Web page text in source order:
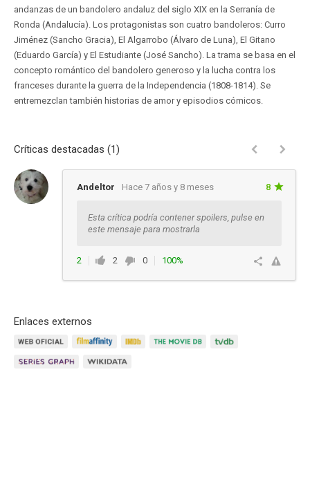
andanzas de un bandolero andaluz del siglo XIX en la Serranía de
Ronda (Andalucía). Los protagonistas son cuatro bandoleros: Curro
Jiménez (Sancho Gracia), El Algarrobo (Álvaro de Luna), El Gitano
(Eduardo García) y El Estudiante (José Sancho). La trama se basa en el
concepto romántico del bandolero generoso y la lucha contra los
franceses durante la guerra de la Independencia (1808-1814). Se
entremezclan también historias de amor y episodios cómicos.
Críticas destacadas (1)
Andeltor Hace 7 años y 8 meses 8
Esta crítica podría contener spoilers, pulse en
este mensaje para mostrarla
2 2 0
100%
Enlaces externos